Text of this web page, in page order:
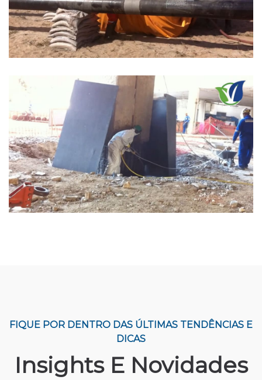
FIQUE POR DENTRO DAS ÚLTIMAS TENDÊNCIAS E
DICAS
Insights E Novidades